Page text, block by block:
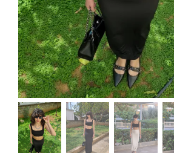
The blog
Επικοινωνία